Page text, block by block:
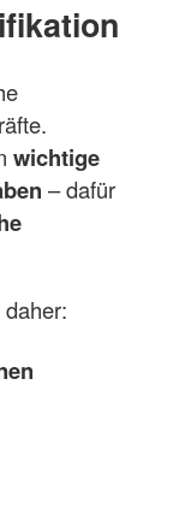
wichtige
– dafür